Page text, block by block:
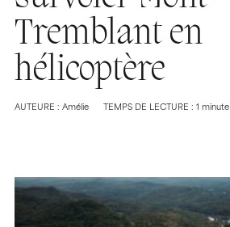
Tremblant en
hélicoptère
AUTEURE : Amélie TEMPS DE LECTURE : 1 minute